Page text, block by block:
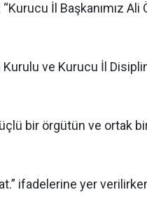
“Kurucu İl Başkanımız
ve Kurucu İl
bir örgütün ve ortak
ifadelerine yer